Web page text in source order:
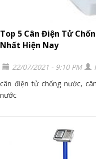
Top 5 Cân Điện Tử
Nhất Hiện Nay
22/07/2021 - 9:10 PM
cân điện tử chống nước,
nước